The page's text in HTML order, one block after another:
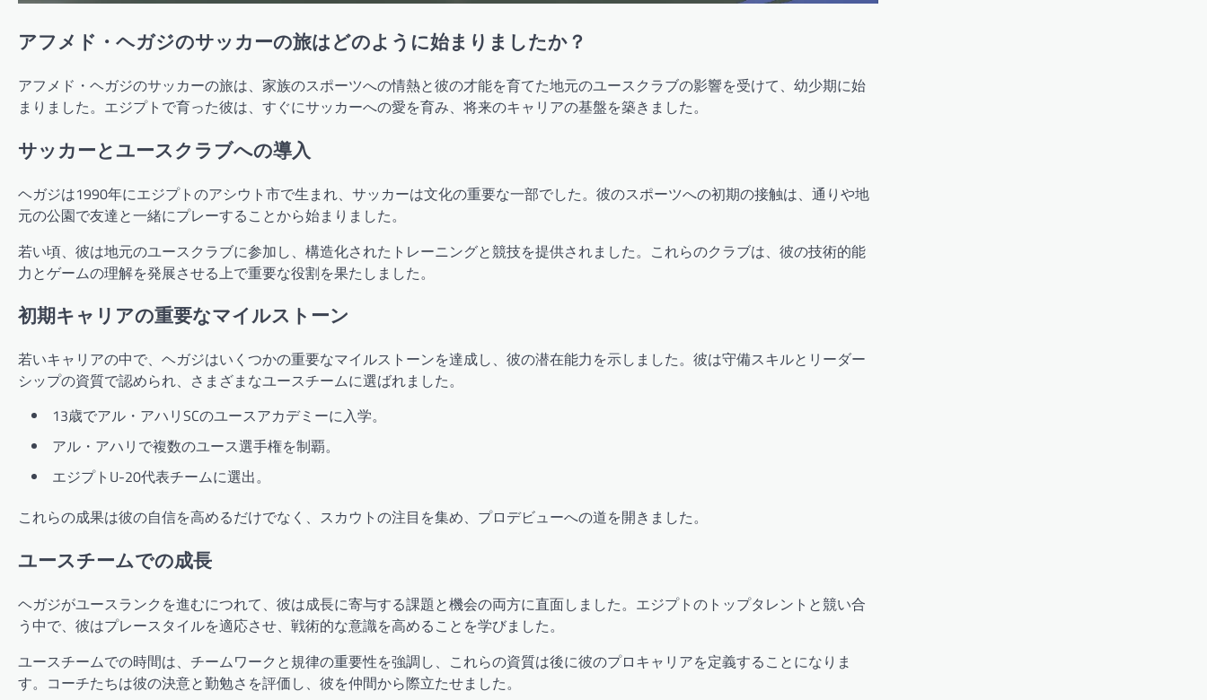
アフメド・ヘガジのサッカーの旅はどのように始まりましたか？
アフメド・ヘガジのサッカーの旅は、家族のスポーツへの情熱と彼の才能を育てた地元のユースクラブの影響を受けて、幼少期に始
まりました。エジプトで育った彼は、すぐにサッカーへの愛を育み、将来のキャリアの基盤を築きました。
サッカーとユースクラブへの導入
ヘガジは1990年にエジプトのアシウト市で生まれ、サッカーは文化の重要な一部でした。彼のスポーツへの初期の接触は、通りや地
元の公園で友達と一緒にプレーすることから始まりました。
若い頃、彼は地元のユースクラブに参加し、構造化されたトレーニングと競技を提供されました。これらのクラブは、彼の技術的能
力とゲームの理解を発展させる上で重要な役割を果たしました。
初期キャリアの重要なマイルストーン
若いキャリアの中で、ヘガジはいくつかの重要なマイルストーンを達成し、彼の潜在能力を示しました。彼は守備スキルとリーダー
シップの資質で認められ、さまざまなユースチームに選ばれました。
13歳でアル・アハリSCのユースアカデミーに入学。
アル・アハリで複数のユース選手権を制覇。
エジプトU-20代表チームに選出。
これらの成果は彼の自信を高めるだけでなく、スカウトの注目を集め、プロデビューへの道を開きました。
ユースチームでの成長
ヘガジがユースランクを進むにつれて、彼は成長に寄与する課題と機会の両方に直面しました。エジプトのトップタレントと競い合
う中で、彼はプレースタイルを適応させ、戦術的な意識を高めることを学びました。
ユースチームでの時間は、チームワークと規律の重要性を強調し、これらの資質は後に彼のプロキャリアを定義することになりま
す。コーチたちは彼の決意と勤勉さを評価し、彼を仲間から際立たせました。